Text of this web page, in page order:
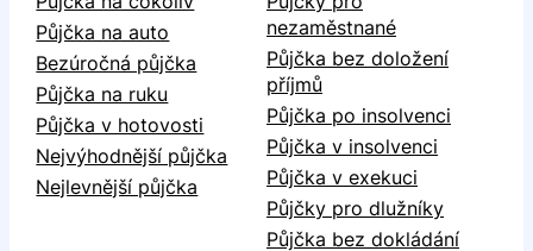
Půjčka na auto
Bezúročná půjčka
Půjčka na ruku
Půjčka v hotovosti
Nejvýhodnější půjčka
Nejlevnější půjčka
nezaměstnané
Půjčka bez doložení
příjmů
Půjčka po insolvenci
Půjčka v insolvenci
Půjčka v exekuci
Půjčky pro dlužníky
Půjčka bez dokládání